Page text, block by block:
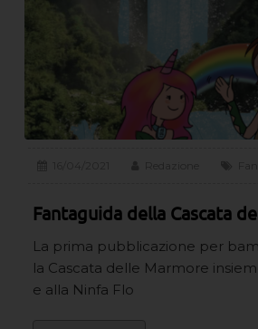
Fantaguida della Cascata
La prima pubblicazione per
la Cascata delle Marmore
e alla Ninfa Flo